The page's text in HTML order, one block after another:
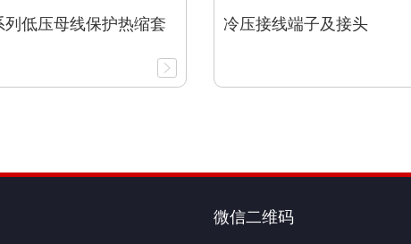
列低压母线保护热缩套 冷压接线端子及接头
微信二维码